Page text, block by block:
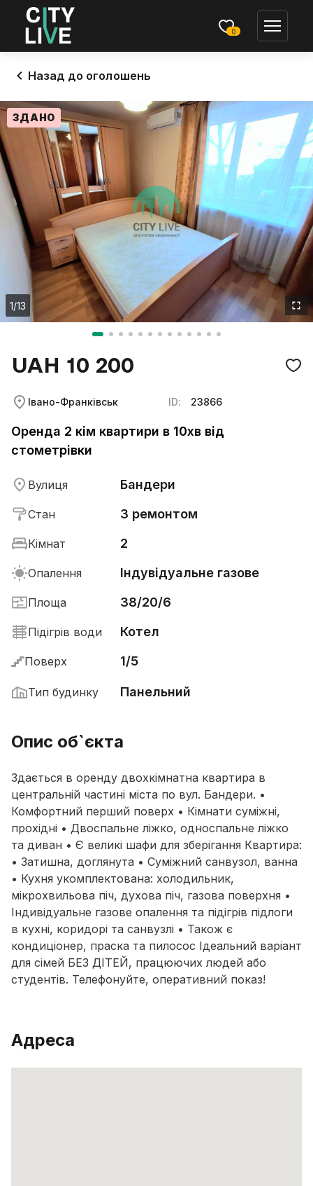
0
Назад до оголошень
ЗДАНО
1/13
UAH 10 200
Івано-Франківськ ID: 23866
Оренда 2 кім квартири в 10хв від
стометрівки
Вулиця Бандери
Стан З ремонтом
Кімнат 2
Опалення Індувідуальне газове
Площа 38/20/6
Підігрів води Котел
Поверх 1/5
Тип будинку Панельний
Опис об`єкта
Здається в оренду двохкімнатна квартира в
центральній частині міста по вул. Бандери. •
Комфортний перший поверх • Кімнати суміжні,
прохідні • Двоспальне ліжко, односпальне ліжко
та диван • Є великі шафи для зберігання Квартира:
• Затишна, доглянута • Суміжний санвузол, ванна
• Кухня укомплектована: холодильник,
мікрохвильова піч, духова піч, газова поверхня •
Індивідуальне газове опалення та підігрів підлоги
в кухні, коридорі та санвузлі • Також є
кондиціонер, праска та пилосос Ідеальний варіант
для сімей БЕЗ ДІТЕЙ, працюючих людей або
студентів. Телефонуйте, оперативний показ!
Адреса